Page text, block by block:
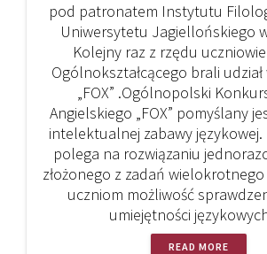
pod patronatem Instytutu
Uniwersytetu Jagiellońskiego
Kolejny raz z rzędu
Ogólnokształcącego brali
„FOX” .Ogólnopolski
Angielskiego „FOX” pomyślany
intelektualnej zabawy językowej.
polega na rozwiązaniu
złożonego z zadań
uczniom możliwość
umiejętności
READ MORE